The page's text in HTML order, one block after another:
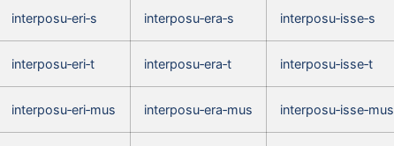
interposu‑eri‑s interposu‑era‑s interposu‑isse‑s
interposu‑eri‑t interposu‑era‑t interposu‑isse‑t
interposu‑eri‑mus interposu‑era‑mus interposu‑isse‑mus